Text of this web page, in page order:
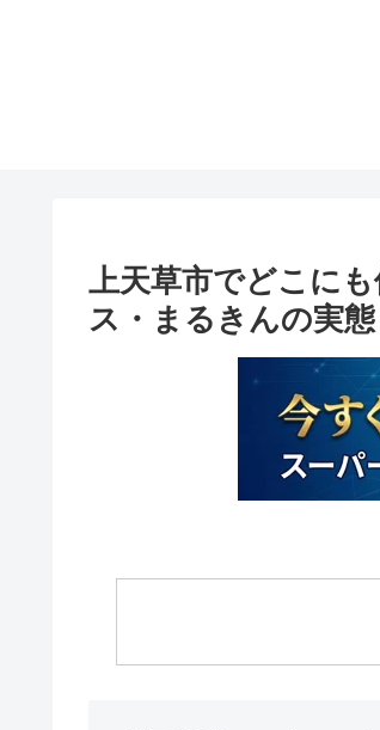
上天草市でどこに
ス・まるきんの実態